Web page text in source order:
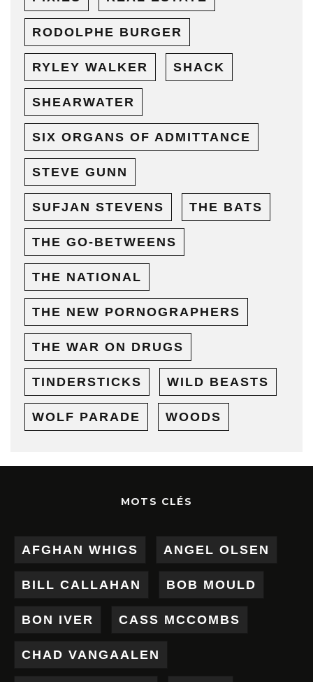
RODOLPHE BURGER
RYLEY WALKER SHACK
SHEARWATER
SIX ORGANS OF ADMITTANCE
STEVE GUNN
SUFJAN STEVENS THE BATS
THE GO-BETWEENS
THE NATIONAL
THE NEW PORNOGRAPHERS
THE WAR ON DRUGS
TINDERSTICKS WILD BEASTS
WOLF PARADE WOODS
MOTS CLÉS
AFGHAN WHIGS ANGEL OLSEN
BILL CALLAHAN BOB MOULD
BON IVER CASS MCCOMBS
CHAD VANGAALEN